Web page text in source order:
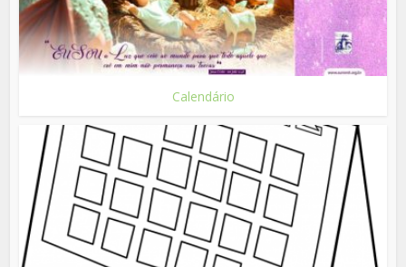
Calendário